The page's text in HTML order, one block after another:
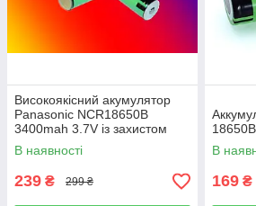
Високоякісний акумулятор
Panasonic NCR18650B
3400mah 3.7V із захистом
В наявності
239 ₴ 299 ₴
В
169 ₴